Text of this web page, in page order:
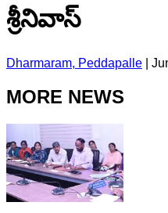
శ్రీనివాస్
Dharmaram, Peddapalle
MORE NEWS